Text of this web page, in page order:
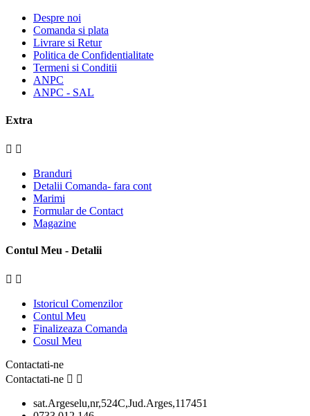
Despre noi
Comanda si plata
Livrare si Retur
Politica de Confidentialitate
Termeni si Conditii
ANPC
ANPC - SAL
Extra
 
Branduri
Detalii Comanda- fara cont
Marimi
Formular de Contact
Magazine
Contul Meu - Detalii
 
Istoricul Comenzilor
Contul Meu
Finalizeaza Comanda
Cosul Meu
Contactati-ne
Contactati-ne  
sat.Argeselu,nr,524C,Jud.Arges,117451